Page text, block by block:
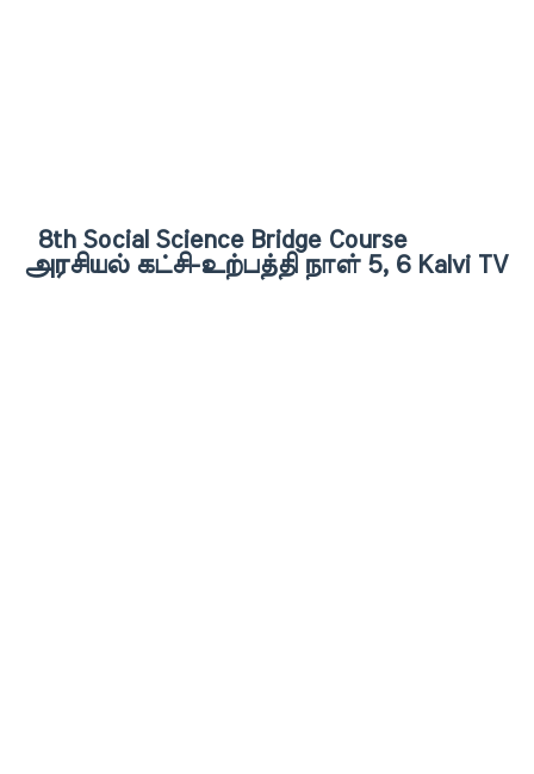
8th Social Science Bridge Course
அரசியல் கட்சி-உற்பத்தி நாள் 5, 6 Kalvi TV